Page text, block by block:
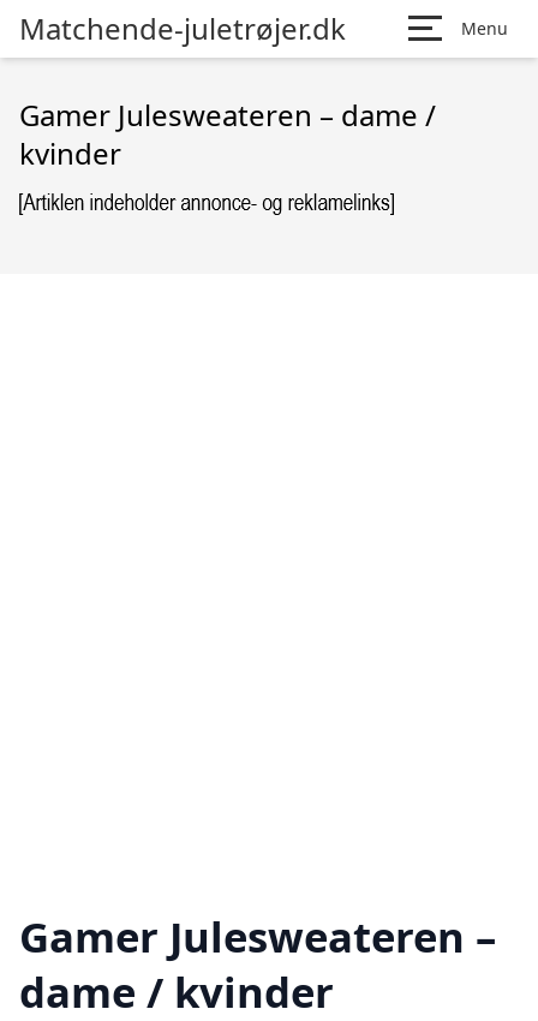
Matchende-juletrøjer.dk Menu
Gamer Julesweateren – dame /
kvinder
Gamer Julesweateren –
dame / kvinder